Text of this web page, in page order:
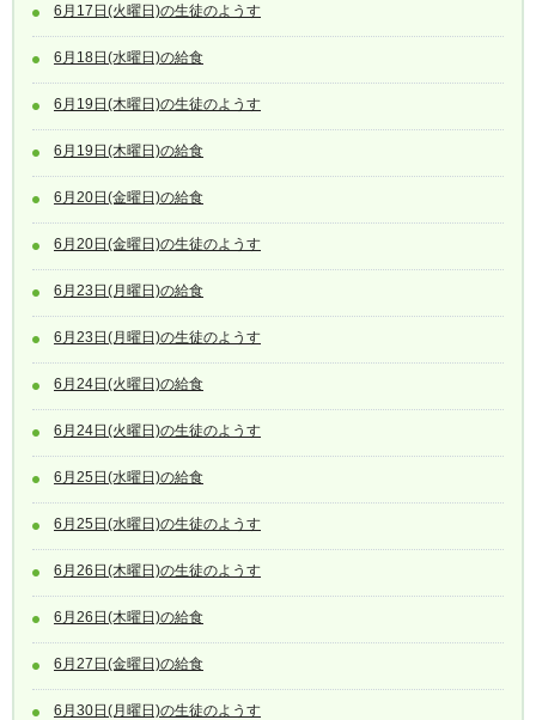
6月17日(火曜日)の生徒のようす
6月18日(水曜日)の給食
6月19日(木曜日)の生徒のようす
6月19日(木曜日)の給食
6月20日(金曜日)の給食
6月20日(金曜日)の生徒のようす
6月23日(月曜日)の給食
6月23日(月曜日)の生徒のようす
6月24日(火曜日)の給食
6月24日(火曜日)の生徒のようす
6月25日(水曜日)の給食
6月25日(水曜日)の生徒のようす
6月26日(木曜日)の生徒のようす
6月26日(木曜日)の給食
6月27日(金曜日)の給食
6月30日(月曜日)の生徒のようす